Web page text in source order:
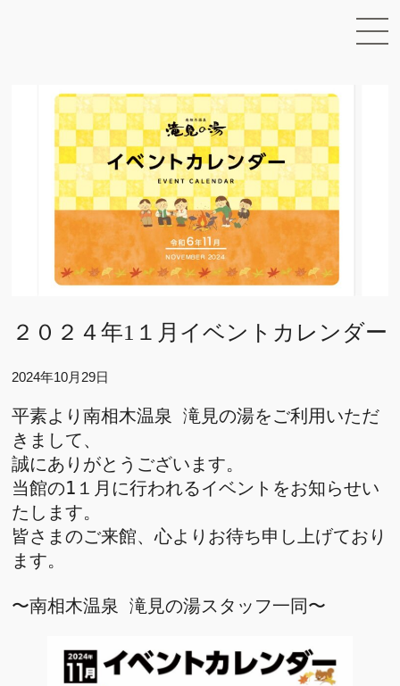
２０２４年1１月イベントカレンダー
2024年10月29日
平素より南相木温泉 滝見の湯をご利用いただ
きまして、
誠にありがとうございます。
当館の1１月に行われるイベントをお知らせい
たします。
皆さまのご来館、心よりお待ち申し上げており
ます。
〜南相木温泉 滝見の湯スタッフ一同〜